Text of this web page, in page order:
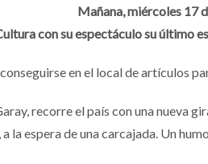
Mañana, miércoles 17
con su espectáculo su último
en el local de artículos
recorre el país con una nueva
la espera de una carcajada. Un